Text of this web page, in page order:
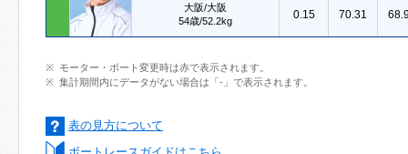
大阪/大阪
54歳/52.2kg
0.15
70.31
モーター・ボート変更時は赤で表示されます。
集計期間内にデータがない場合は「-」で表示されます。
表の見方について